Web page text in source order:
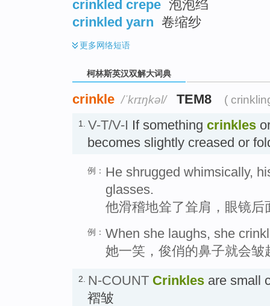
crinkled crepe 泡泡绉
crinkled yarn 卷缩纱
更多网络短语
柯林斯英汉双解大词典
crinkle /ˈkrɪŋkəl/ TEM8 (
1. V-T/V-I If something crinkles
becomes slightly creased or
例： He shrugged whimsically,
glasses.
他滑稽地耸了耸肩，眼镜后
例： When she laughs, she
她一笑，俊俏的鼻子就会皱
2. N-COUNT Crinkles are small
褶皱